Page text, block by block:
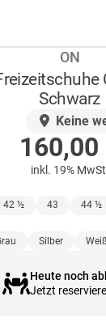
ON
Schwarz
Keine
160,00
inkl. 19%
42 ½ 43 44 ½
Silber
Heute noch
Jetzt